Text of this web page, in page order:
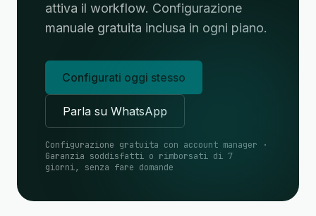
attiva il workflow. Configurazione
manuale gratuita inclusa in ogni piano.
Configurati oggi stesso
Parla su WhatsApp
Configurazione gratuita con account manager ·
Garanzia soddisfatti o rimborsati di 7
giorni, senza fare domande